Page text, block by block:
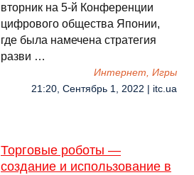
вторник на 5-й Конференции
цифрового общества Японии,
где была намечена стратегия
разви …
Интернет, Игры
21:20, Сентябрь 1, 2022 | itc.ua
Торговые роботы —
создание и использование в